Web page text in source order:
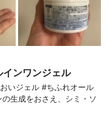
ンワンジェル
いジェル #ちふれオール
生成をおさえ、シミ・ソ